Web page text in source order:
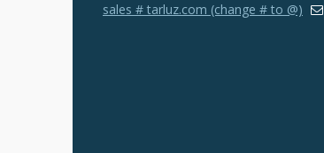
sales # tarluz.com (change # to @)